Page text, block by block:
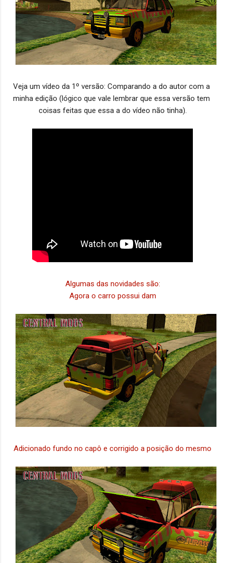
Veja um vídeo da 1º versão: Comparando a do autor com a
minha edição (lógico que vale lembrar que essa versão tem
coisas feitas que essa a do vídeo não tinha).
Algumas das novidades são:
Agora o carro possui dam
Adicionado fundo no capô e corrigido a posição do mesmo